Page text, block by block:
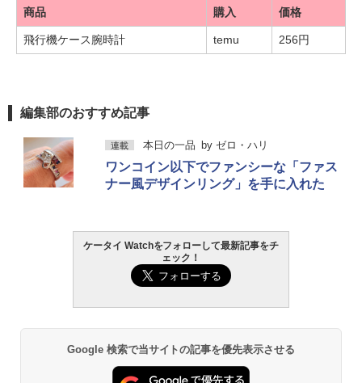
商品 購入 価格
飛行機ケース腕時計 temu 256円
編集部のおすすめ記事
連載 本日の一品 by ゼロ・ハリ
ワンコイン以下でファンシーな「ファス
ナー風デザインリング」を手に入れた
ケータイ Watchをフォローして最新記事をチ
ェック！
Google 検索で当サイトの記事を優先表示させる